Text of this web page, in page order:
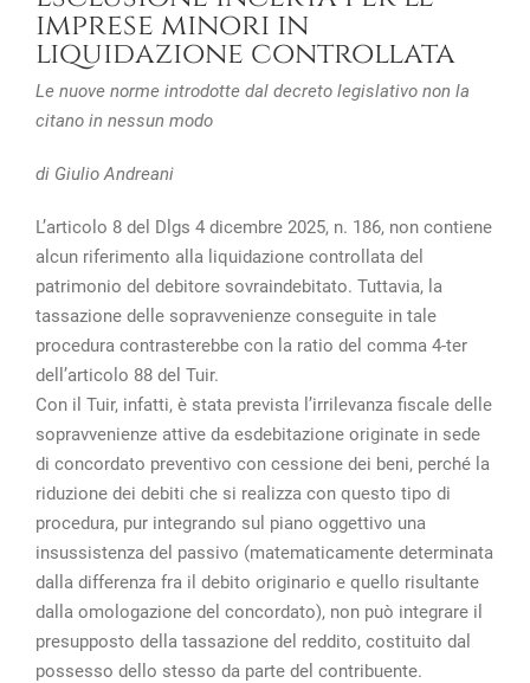
imprese minori in
liquidazione controllata
Le nuove norme introdotte dal decreto legislativo non la
citano in nessun modo
di Giulio Andreani
L’articolo 8 del Dlgs 4 dicembre 2025, n. 186, non contiene
alcun riferimento alla liquidazione controllata del
patrimonio del debitore sovraindebitato. Tuttavia, la
tassazione delle sopravvenienze conseguite in tale
procedura contrasterebbe con la ratio del comma 4-ter
dell’articolo 88 del Tuir.
Con il Tuir, infatti, è stata prevista l’irrilevanza fiscale delle
sopravvenienze attive da esdebitazione originate in sede
di concordato preventivo con cessione dei beni, perché la
riduzione dei debiti che si realizza con questo tipo di
procedura, pur integrando sul piano oggettivo una
insussistenza del passivo (matematicamente determinata
dalla differenza fra il debito originario e quello risultante
dalla omologazione del concordato), non può integrare il
presupposto della tassazione del reddito, costituito dal
possesso dello stesso da parte del contribuente.